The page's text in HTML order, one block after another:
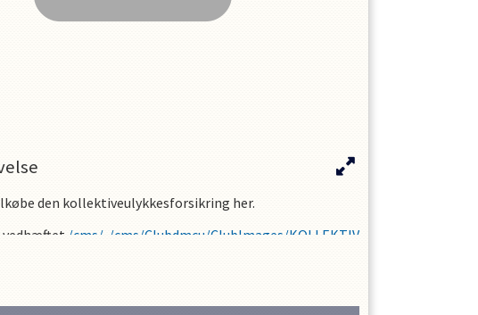
den kollektiveulykkesforsikring her.
vedhæftet. /cms/../cms/Clubdmcu/ClubImages/KOLLEKTIV